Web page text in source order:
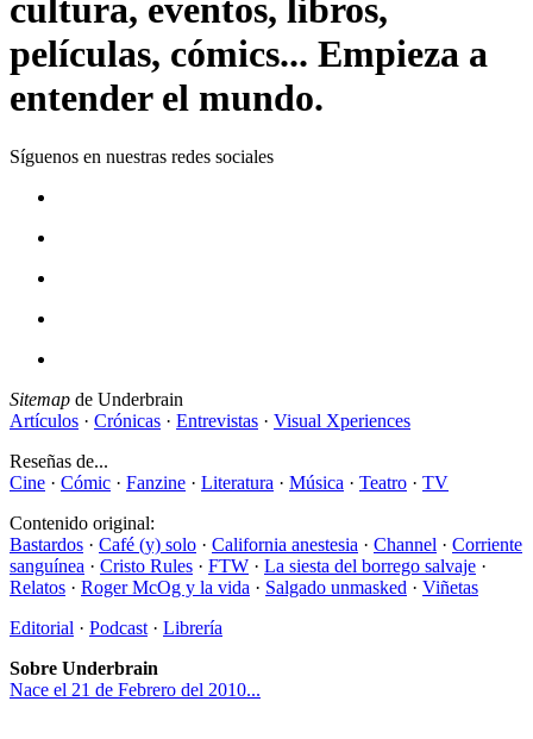
cultura, eventos, libros,
películas, cómics... Empieza a
entender el mundo.
Síguenos en nuestras redes sociales
Sitemap de Underbrain
Artículos · Crónicas · Entrevistas · Visual Xperiences
Reseñas de...
Cine · Cómic · Fanzine · Literatura · Música · Teatro · TV
Contenido original:
Bastardos · Café (y) solo · California anestesia · Channel · Corriente
sanguínea · Cristo Rules · FTW · La siesta del borrego salvaje ·
Relatos · Roger McOg y la vida · Salgado unmasked · Viñetas
Editorial · Podcast · Librería
Sobre Underbrain
Nace el 21 de Febrero del 2010...